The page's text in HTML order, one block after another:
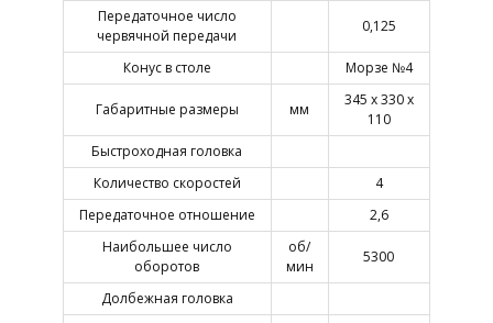
Передаточное число
червячной передачи
0,125
Конус в столе Морзе №4
Габаритные размеры мм
345 х 330 х
110
Быстроходная головка
Количество скоростей
4
Передаточное отношение
2,6
Наибольшее число
оборотов
об/
мин
5300
Долбежная головка